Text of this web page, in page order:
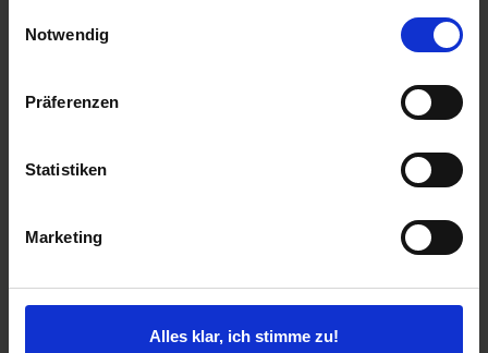
Notwendig
Präferenzen
Statistiken
Marketing
Alles klar, ich stimme zu!
Widerruf